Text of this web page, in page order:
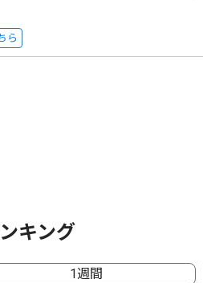
ら
キング
1週間